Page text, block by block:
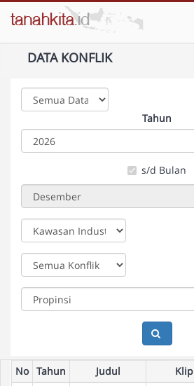
DATA KONFLIK
Tahun
s/d Bulan
No Tahun Judul Klip